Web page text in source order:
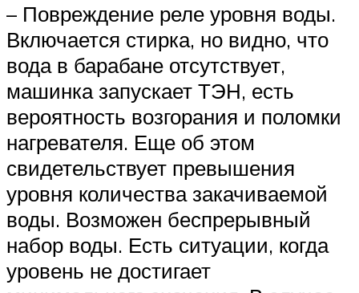
– Повреждение реле уровня воды.
Включается стирка, но видно, что
вода в барабане отсутствует,
машинка запускает ТЭН, есть
вероятность возгорания и поломки
нагревателя. Еще об этом
свидетельствует превышения
уровня количества закачиваемой
воды. Возможен беспрерывный
набор воды. Есть ситуации, когда
уровень не достигает